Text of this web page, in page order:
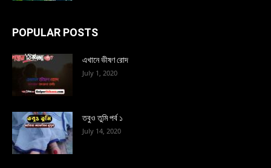
POPULAR POSTS
এখানে ভীষণ রোদ
July 1, 2020
তবুও তুমি পর্ব ১
July 14, 2020